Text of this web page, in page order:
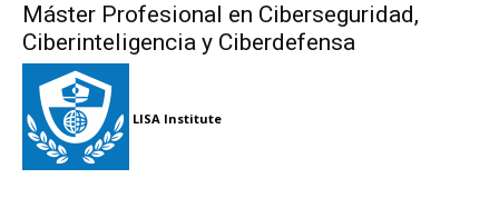
Máster Profesional en Ciberseguridad,
Ciberinteligencia y Ciberdefensa
LISA Institute